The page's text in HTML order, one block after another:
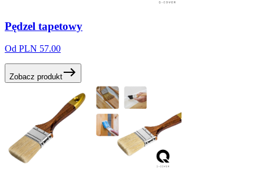
Pędzel tapetowy
Od PLN 57.00
Zobacz produkt